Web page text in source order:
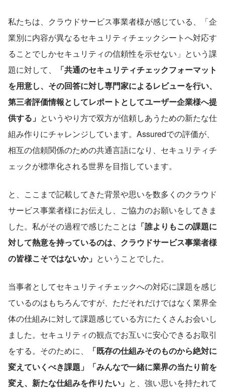
私たちは、クラウドサービス事業者様が感じている、「企
業別に内容が異なるセキュリティチェックシートへ対応す
ることでしかセキュリティの信頼性を示せない」という課
題に対して、
「共通のセキュリティチェックフォーマット
を用意し、その回答に対し専門家によるレビューを行い、
第三者評価情報としてレポートとしてユーザー企業様へ提
供する」 というやり方で双方が信頼しあうための新たな仕
組み作りにチャレンジしています。Assuredでの評価が、
相互の信頼関係のための共通言語になり、セキュリティチ
ェックが標準化される世界を目指しています。
と、ここまで記載してきた背景や思いを数多くのクラウド
サービス事業者様にお伝えし、ご協力のお願いをしてきま
した。私がその過程で感じたことは 「誰よりもこの課題に
対して熱意を持っているのは、クラウドサービス事業者様
の皆様こそではないか」 ということでした。
当事者としてセキュリティチェックへの対応に課題を感じ
ているのはもちろんですが、ただそれだけではなく業界全
体の仕組みに対して課題感じている方にたくさんお会いし
ました。セキュリティの観点でお互いに安心できるお取引
をする。そのために、
「既存の仕組みそのものから絶対に
変えていくべき課題」「みんなで一緒に業界の当たり前を
変え、新たな仕組みを作りたい」 と、強い思いを持たれて